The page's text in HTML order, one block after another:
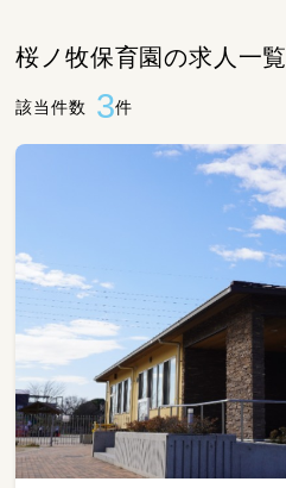
桜ノ牧保育園の求人一覧
該当件数 3件